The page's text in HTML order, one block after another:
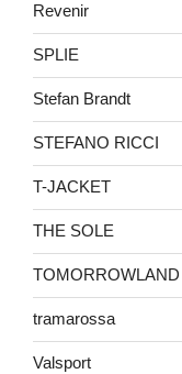
Revenir
SPLIE
Stefan Brandt
STEFANO RICCI
T-JACKET
THE SOLE
TOMORROWLAND
tramarossa
Valsport